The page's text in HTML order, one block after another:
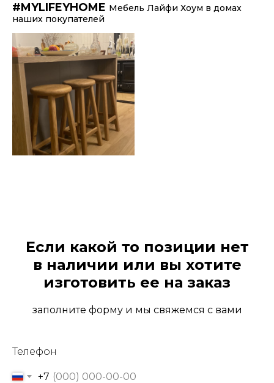
#MYLIFEYHOME Мебель Лайфи Хоум в домах
наших покупателей
Если какой то позиции нет
в наличии или вы хотите
изготовить ее на заказ
заполните форму и мы свяжемся с вами
Телефон
+7